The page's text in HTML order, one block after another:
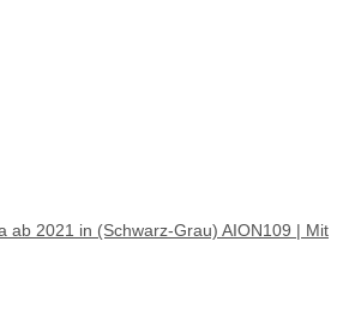
ab 2021 in (Schwarz-Grau) AION109 | Mit